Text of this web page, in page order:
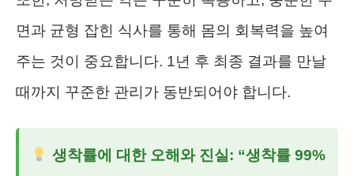
면과 균형 잡힌 식사를 통해 몸의 회복력을 높여
주는 것이 중요합니다. 1년 후 최종 결과를 만날
때까지 꾸준한 관리가 동반되어야 합니다.
생착률에 대한 오해와 진실: “생착률 99%